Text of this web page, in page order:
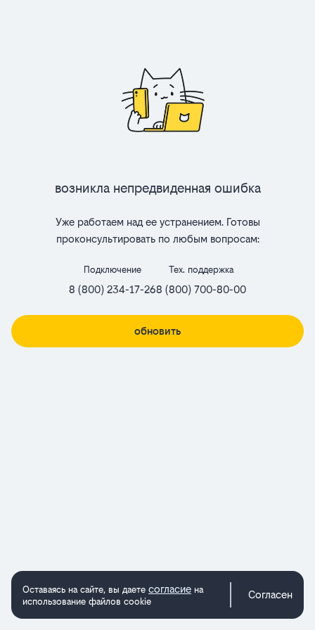
Возникла непредвиденная ошибка
Уже работаем над ее устранением. Готовы
проконсультировать по любым вопросам:
Подключение
8 (800) 234-17-26
Тех. поддержка
8 (800) 700-80-00
обновить
Оставаясь на сайте, вы даете согласие на
использование файлов cookie
Согласен